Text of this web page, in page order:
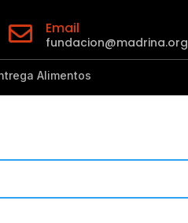
 Email
fundacion@madrina.org
Alimentos